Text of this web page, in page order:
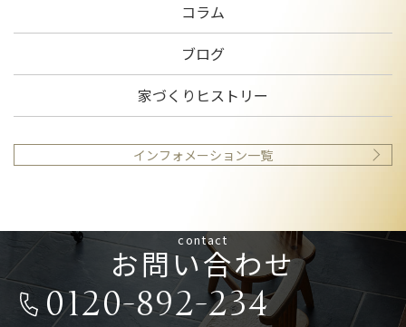
コラム
ブログ
家づくりヒストリー
インフォメーション一覧
contact
お問い合わせ
0120-892-234